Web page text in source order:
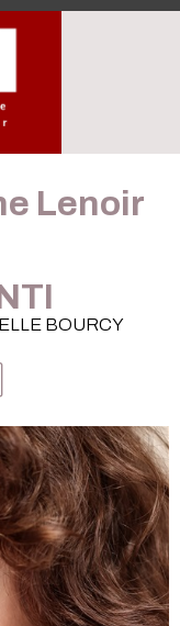
Lenoir
BOURCY